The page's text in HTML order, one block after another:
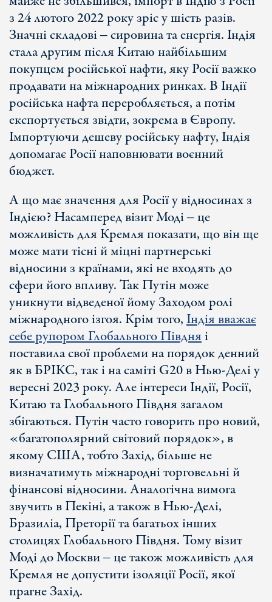
з 24 лютого 2022 року зріс у шість разів.
Значні складові ‒ сировина та енергія. Індія
стала другим після Китаю найбільшим
покупцем російської нафти, яку Росії важко
продавати на міжнародних ринках. В Індії
російська нафта переробляється, а потім
експортується звідти, зокрема в Європу.
Імпортуючи дешеву російську нафту, Індія
допомагає Росії наповнювати воєнний
бюджет.
А що має значення для Росії у відносинах з
Індією? Насамперед візит Моді ‒ це
можливість для Кремля показати, що він ще
може мати тісні й міцні партнерські
відносини з країнами, які не входять до
сфери його впливу. Так Путін може
уникнути відведеної йому Заходом ролі
міжнародного ізгоя. Крім того,Індія вважає
себе рупором Глобального Півдняі
поставила свої проблеми на порядок денний
як в БРІКС, так і на саміті G20 в Нью-Делі у
вересні 2023 року. Але інтереси Індії, Росії,
Китаю та Глобального Півдня загалом
збігаються. Путін часто говорить про новий,
«багатополярний світовий порядок», в
якому США, тобто Захід, більше не
визначатимуть міжнародні торговельні й
фінансові відносини. Аналогічна вимога
звучить в Пекіні, а також в Нью-Делі,
Бразиліа, Преторії та багатьох інших
столицях Глобального Півдня. Тому візит
Моді до Москви ‒ це також можливість для
Кремля не допустити ізоляції Росії, якої
прагне Захід.